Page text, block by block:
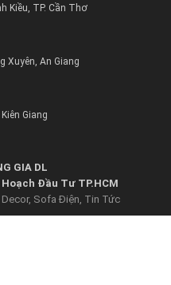
Kiều, TP. Cần Thơ
Xuyên, An Giang
Giang
GIA DL
Hoạch Đầu Tư TP.HCM
, Sofa Điện Tin Tức